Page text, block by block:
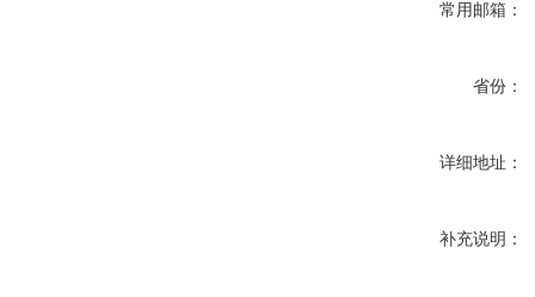
常用邮箱：
省份：
详细地址：
补充说明：